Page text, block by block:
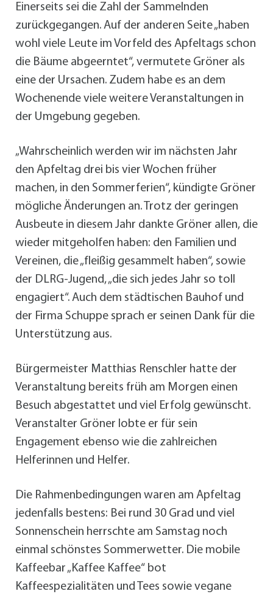
Einerseits sei die Zahl der Sammelnden
zurückgegangen. Auf der anderen Seite „haben
wohl viele Leute im Vorfeld des Apfeltags schon
die Bäume abgeerntet“, vermutete Gröner als
eine der Ursachen. Zudem habe es an dem
Wochenende viele weitere Veranstaltungen in
der Umgebung gegeben.
„Wahrscheinlich werden wir im nächsten Jahr
den Apfeltag drei bis vier Wochen früher
machen, in den Sommerferien“, kündigte Gröner
mögliche Änderungen an. Trotz der geringen
Ausbeute in diesem Jahr dankte Gröner allen, die
wieder mitgeholfen haben: den Familien und
Vereinen, die „fleißig gesammelt haben“, sowie
der DLRG-Jugend, „die sich jedes Jahr so toll
engagiert“. Auch dem städtischen Bauhof und
der Firma Schuppe sprach er seinen Dank für die
Unterstützung aus.
Bürgermeister Matthias Renschler hatte der
Veranstaltung bereits früh am Morgen einen
Besuch abgestattet und viel Erfolg gewünscht.
Veranstalter Gröner lobte er für sein
Engagement ebenso wie die zahlreichen
Helferinnen und Helfer.
Die Rahmenbedingungen waren am Apfeltag
jedenfalls bestens: Bei rund 30 Grad und viel
Sonnenschein herrschte am Samstag noch
einmal schönstes Sommerwetter. Die mobile
Kaffeebar „Kaffee Kaffee“ bot
Kaffeespezialitäten und Tees sowie vegane